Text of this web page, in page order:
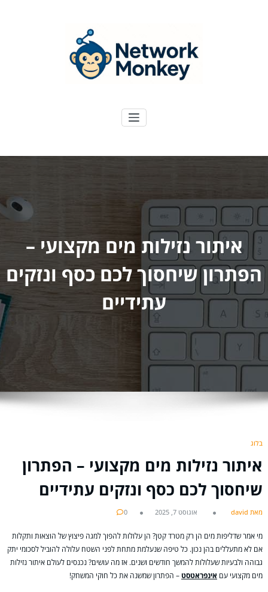
איתור נזילות מים מקצועי –
הפתרון שיחסוך לכם כסף ונזקים
עתידיים
בלוג
איתור נזילות מים מקצועי – הפתרון
שיחסוך לכם כסף ונזקים עתידיים
מאת david אוגוסט 7, 2025 0
מי אמר שדליפות מים הן רק מטרד קטן? הן עלולות להפוך למגה פיצוץ של הוצאות ותקלות
אם לא מתעללים בהן נכון. כל טיפה שנעלמת מתחת לפני השטח עלולה להוביל לסכומי יתק
גבוהה ולבעיות שעלולות להמשך חודשים ושנים. אז מה עושים? נכנסים לעולם איתור נזילות
מים מקצועי עם אינפראטסט– הפתרון שמשנה את כל חוקי המשחק!